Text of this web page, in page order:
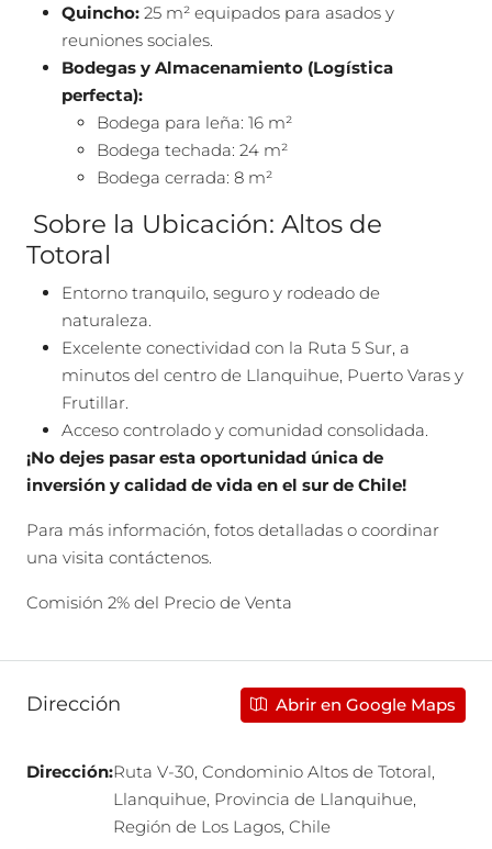
Quincho: 25 m² equipados para asados y
reuniones sociales.
Bodegas y Almacenamiento (Logística
perfecta):
Bodega para leña: 16 m²
Bodega techada: 24 m²
Bodega cerrada: 8 m²
Sobre la Ubicación: Altos de
Totoral
Entorno tranquilo, seguro y rodeado de
naturaleza.
Excelente conectividad con la Ruta 5 Sur, a
minutos del centro de Llanquihue, Puerto Varas y
Frutillar.
Acceso controlado y comunidad consolidada.
¡No dejes pasar esta oportunidad única de
inversión y calidad de vida en el sur de Chile!
Para más información, fotos detalladas o coordinar
una visita contáctenos.
Comisión 2% del Precio de Venta
Dirección Abrir en Google Maps
Dirección:Ruta V-30, Condominio Altos de Totoral,
Llanquihue, Provincia de Llanquihue,
Región de Los Lagos, Chile